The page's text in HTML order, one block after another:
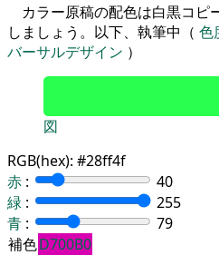
カラー原稿の配色は白黒コピ
しましょう。以下、執筆中（ 色
バーサルデザイン ）
図
RGB(hex): #28ff4f
赤 :
40
緑 :
255
青 :
79
補色D700B0